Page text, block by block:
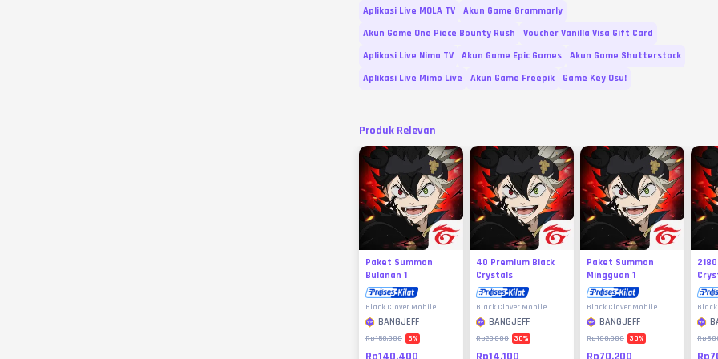
Aplikasi Live MOLA TV
Akun Game Grammarly
Akun Game One Piece Bounty Rush
Voucher Vanilla Visa Gift Card
Aplikasi Live Nimo TV
Akun Game Epic Games
Akun Game Shutterstock
Aplikasi Live Mimo Live
Akun Game Freepik Game Key Osu!
Produk Relevan
Paket Summon
Bulanan 1
Black Clover Mobile
BANGJEFF
Rp150.000 6%
40 Premium Black
Crystals
Black Clover Mobile
BANGJEFF
Rp20.000 30%
Paket Summon
Mingguan 1
Black Clover Mobile
BANGJEFF
Rp100.000 30%
Black